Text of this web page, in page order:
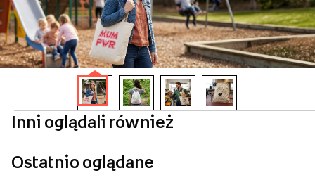
Inni oglądali również
Ostatnio oglądane